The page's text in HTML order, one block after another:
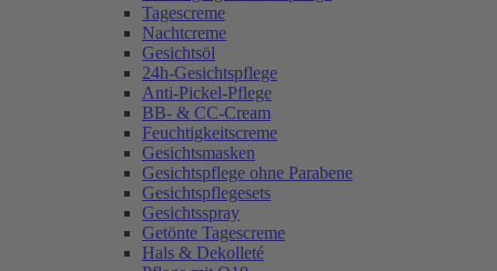
Tagescreme
Nachtcreme
Gesichtsöl
24h-Gesichtspflege
Anti-Pickel-Pflege
BB- & CC-Cream
Feuchtigkeitscreme
Gesichtsmasken
Gesichtspflege ohne Parabene
Gesichtspflegesets
Gesichtsspray
Getönte Tagescreme
Hals & Dekolleté